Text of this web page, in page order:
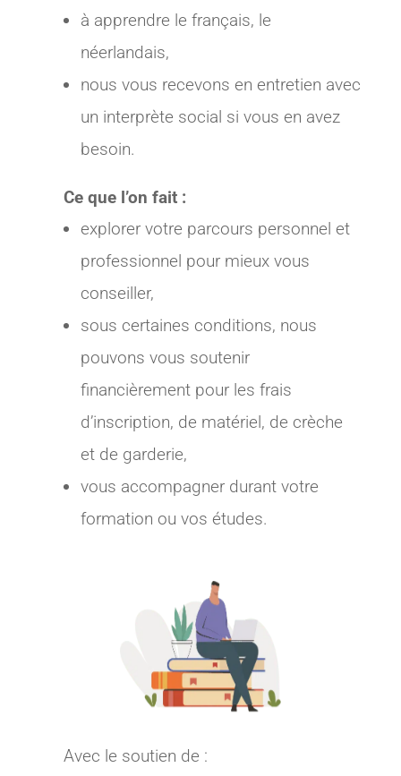
à apprendre le français, le
néerlandais,
nous vous recevons en entretien avec
un interprète social si vous en avez
besoin.
Ce que l’on fait :
explorer votre parcours personnel et
professionnel pour mieux vous
conseiller,
sous certaines conditions, nous
pouvons vous soutenir
financièrement pour les frais
d’inscription, de matériel, de crèche
et de garderie,
vous accompagner durant votre
formation ou vos études.
Avec le soutien de :